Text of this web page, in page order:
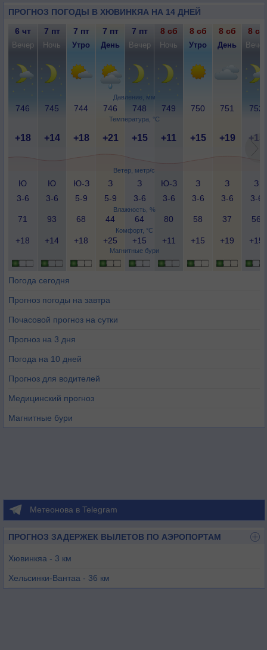
ПРОГНОЗ ПОГОДЫ В ХЮВИНКЯА НА 14 ДНЕЙ
Давление, мм
Температура, °C
Ветер, метр/с
Влажность, %
Комфорт, °C
Магнитные бури
6 чт 7 пт 7 пт 7 пт 7 пт 8 сб 8 сб 8 сб 8 сб
Вечер Ночь Утро День Вечер Ночь Утро День Вечер
746 745 744 746 748 749 750 751 752
+18 +14 +18 +21 +15 +11 +15 +19 +15
Ю
3-6
Ю
3-6
Ю-З
5-9
З
5-9
З
3-6
Ю-З
3-6
З
3-6
З
3-6
З
3-6
71 93 68 44 64 80 58 37 56
+18 +14 +18 +25 +15 +11 +15 +19 +15
Погода сегодня
Прогноз погоды на завтра
Почасовой прогноз на сутки
Прогноз на 3 дня
Погода на 10 дней
Прогноз для водителей
Медицинский прогноз
Магнитные бури
Метеонова в Telegram
ПРОГНОЗ ЗАДЕРЖЕК ВЫЛЕТОВ ПО АЭРОПОРТАМ
Хювинкяа - 3 км
Хельсинки-Вантаа - 36 км